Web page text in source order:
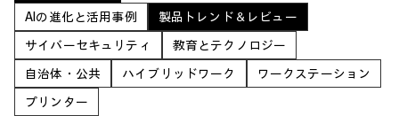
AIの進化と活用事例
製品トレンド＆レビュー
サイバーセキュリティ
教育とテクノロジー
自治体・公共
ハイブリッドワーク
ワークステーション
プリンター